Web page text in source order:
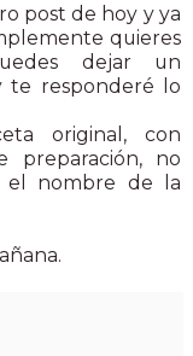
post de hoy y ya
quieres
dejar un
te responderé lo
original, con
preparación, no
el nombre de la